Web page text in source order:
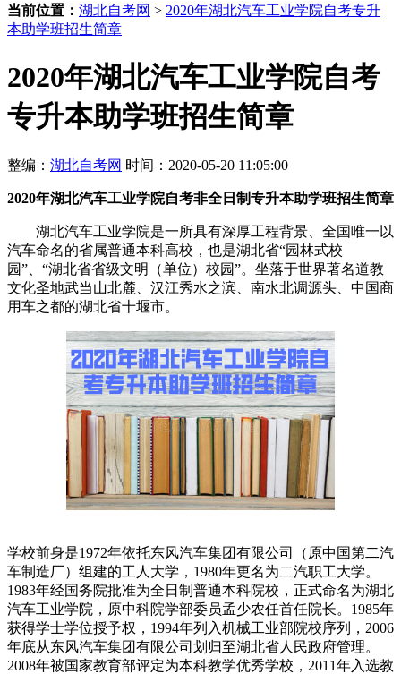
当前位置： 湖北自考网 > 2020年湖北汽车工业学院自考专升
本助学班招生简章
2020年湖北汽车工业学院自考
专升本助学班招生简章
整编： 湖北自考网 时间：2020-05-20 11:05:00
2020年湖北汽车工业学院自考非全日制专升本助学班招生简章
湖北汽车工业学院是一所具有深厚工程背景、全国唯一以
汽车命名的省属普通本科高校，也是湖北省“园林式校
园”、“湖北省省级文明（单位）校园”。坐落于世界著名道教
文化圣地武当山北麓、汉江秀水之滨、南水北调源头、中国商
用车之都的湖北省十堰市。
学校前身是1972年依托东风汽车集团有限公司（原中国第二汽
车制造厂）组建的工人大学，1980年更名为二汽职工大学。
1983年经国务院批准为全日制普通本科院校，正式命名为湖北
汽车工业学院，原中科院学部委员孟少农任首任院长。1985年
获得学士学位授予权，1994年列入机械工业部院校序列，2006
年底从东风汽车集团有限公司划归至湖北省人民政府管理。
2008年被国家教育部评定为本科教学优秀学校，2011年入选教